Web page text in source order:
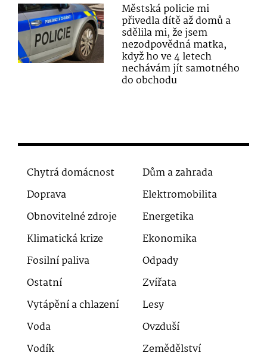
Městská policie mi
přivedla dítě až domů a
sdělila mi, že jsem
nezodpovědná matka,
když ho ve 4 letech
nechávám jít samotného
do obchodu
Chytrá domácnost
Dům a zahrada
Doprava
Elektromobilita
Obnovitelné zdroje
Energetika
Klimatická krize
Ekonomika
Fosilní paliva
Odpady
Ostatní
Zvířata
Vytápění a chlazení
Lesy
Voda
Ovzduší
Vodík
Zemědělství